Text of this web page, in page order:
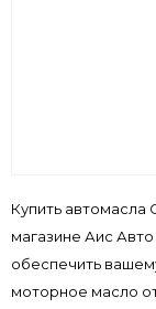
Купить автомасла
магазине Аис
обеспечить
моторное масло